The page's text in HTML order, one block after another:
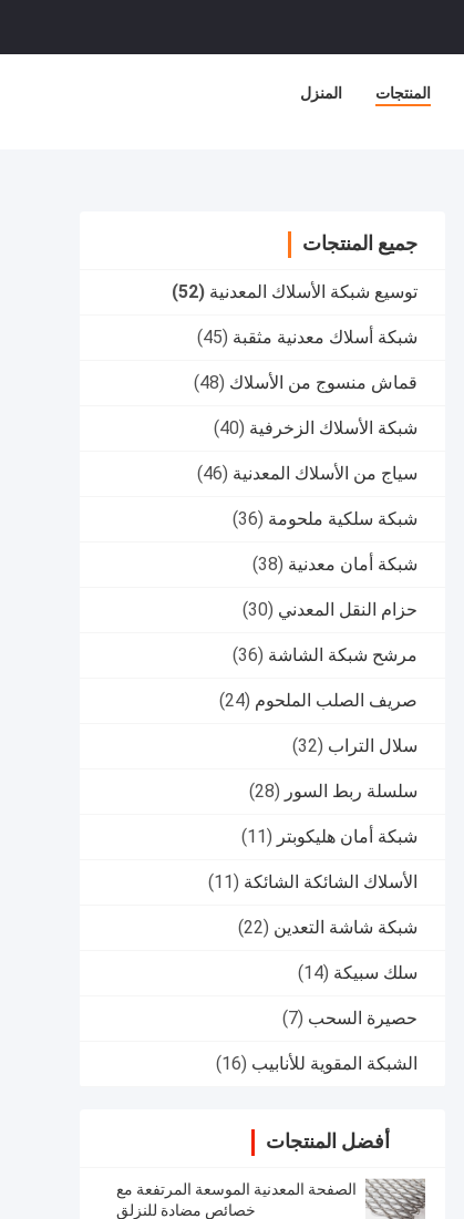
المنزل المنتجات
جميع المنتجات
توسيع شبكة الأسلاك المعدنية (52)
شبكة أسلاك معدنية مثقبة (45)
قماش منسوج من الأسلاك (48)
شبكة الأسلاك الزخرفية (40)
سياج من الأسلاك المعدنية (46)
شبكة سلكية ملحومة (36)
شبكة أمان معدنية (38)
حزام النقل المعدني (30)
مرشح شبكة الشاشة (36)
صريف الصلب الملحوم (24)
سلال التراب (32)
سلسلة ربط السور (28)
شبكة أمان هليكوبتر (11)
الأسلاك الشائكة الشائكة (11)
شبكة شاشة التعدين (22)
سلك سبيكة (14)
حصيرة السحب (7)
الشبكة المقوية للأنابيب (16)
أفضل المنتجات
الصفحة المعدنية الموسعة المرتفعة مع
خصائص مضادة للنزلق